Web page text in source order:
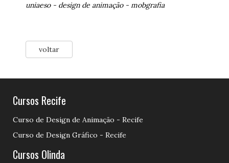
uniaeso- design de animação- mobgrafia
voltar
Cursos Recife
Curso de Design de Animação - Recife
Curso de Design Gráfico - Recife
Cursos Olinda